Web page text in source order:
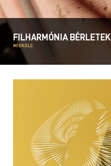
FILHARMÓNIA BÉRLETEK
MISKOLC